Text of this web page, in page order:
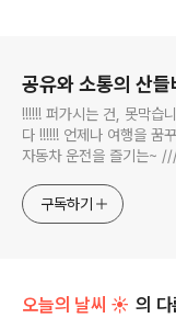
공유와 소통의 산들
!!!!!! 퍼가시는 건, 못막습
다 !!!!!! 언제나 여행을
자동차 운전을 즐기는~
식하는 미드가 있는~ ///
구독하기
오늘의 날씨 ☀ 의 다